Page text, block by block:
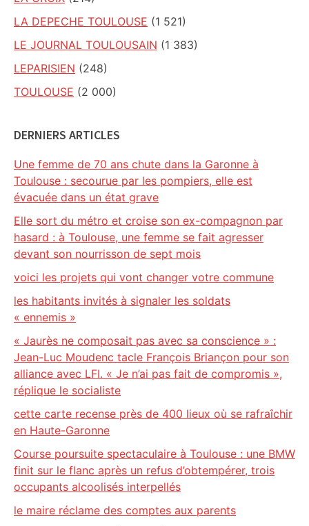
LA DEPECHE TOULOUSE (1 521)
LE JOURNAL TOULOUSAIN (1 383)
LEPARISIEN (248)
TOULOUSE (2 000)
DERNIERS ARTICLES
Une femme de 70 ans chute dans la Garonne à
Toulouse : secourue par les pompiers, elle est
évacuée dans un état grave
Elle sort du métro et croise son ex-compagnon par
hasard : à Toulouse, une femme se fait agresser
devant son nourrisson de sept mois
voici les projets qui vont changer votre commune
les habitants invités à signaler les soldats
« ennemis »
« Jaurès ne composait pas avec sa conscience » :
Jean-Luc Moudenc tacle François Briançon pour son
alliance avec LFI. « Je n’ai pas fait de compromis »,
réplique le socialiste
cette carte recense près de 400 lieux où se rafraîchir
en Haute-Garonne
Course poursuite spectaculaire à Toulouse : une BMW
finit sur le flanc après un refus d’obtempérer, trois
occupants alcoolisés interpellés
le maire réclame des comptes aux parents